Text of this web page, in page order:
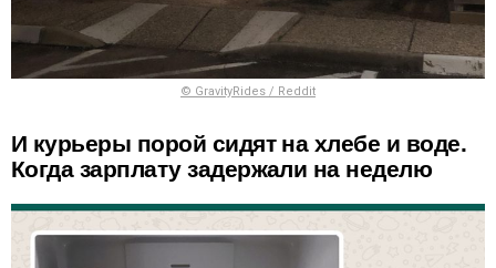
© GravityRides / Reddit
И курьеры порой сидят на хлебе и воде.
Когда зарплату задержали на неделю